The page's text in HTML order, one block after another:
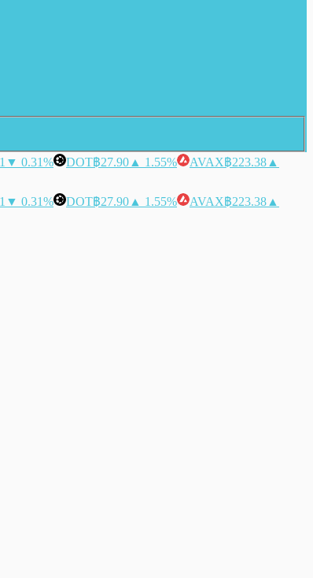
▼ 0.31% DOT฿27.90 ▲ 1.55% AVAX฿223.38 ▲
▼ 0.31% DOT฿27.90 ▲ 1.55% AVAX฿223.38 ▲